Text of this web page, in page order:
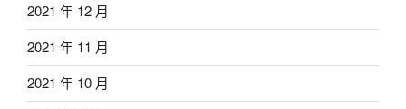
2021 年 12 月
2021 年 11 月
2021 年 10 月